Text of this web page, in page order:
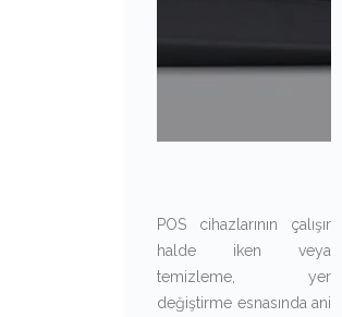
POS cihazlarının çalışır
halde iken veya
temizleme, yer
değiştirme esnasında ani